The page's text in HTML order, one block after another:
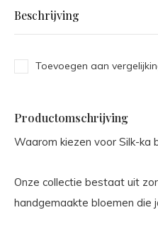
Beschrijving
Toevoegen aan
Productomschrijving
Waarom kiezen voor Silk-ka
Onze collectie bestaat uit
handgemaakte bloemen die